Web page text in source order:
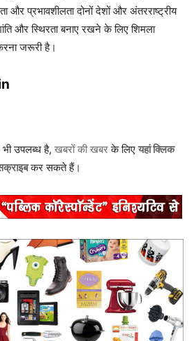
प्रभावशीलता दोनों देशों और अंतरराष्ट्रीय
और स्थिरता बनाए रखने के लिए शिमला
जरूरी है।
उपलब्ध है, खबरों की खबरके लिए यहां क्लिक
कर सकते हैं।